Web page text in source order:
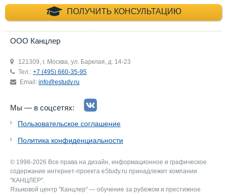
ПОЛУЧИТЬ КОНСУЛЬТАЦИЮ
+7 (495) 660-35-
ООО Канцлер
121309, г. Москва, ул. Барклая, д. 14-23
Тел.: +7 (495) 660-35-95
Email: info@estudy.ru
Мы — в соцсетях:
Пользовательское соглашение
Политика конфиденциальности
© 1998-2026 Все права на дизайн, информационное и графическое
содержание интернет-проекта eStudy.ru принадлежит компании
"КАНЦЛЕР".
Языковой центр "Канцлер" — обучение за рубежом и престижное